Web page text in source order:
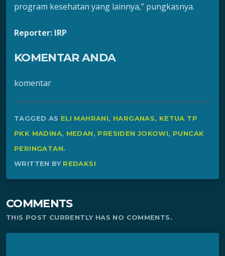
program kesehatan yang lainnya,” pungkasnya.
Reporter: IRP
KOMENTAR ANDA
komentar
TAGGED AS ELI MAHRANI, HARGANAS, KETUA TP
PKK MADINA, MEDAN, PRESIDEN JOKOWI, PUNCAK
PERINGATAN.
WRITTEN BY REDAKSI
COMMENTS
THIS POST CURRENTLY HAS NO COMMENTS.